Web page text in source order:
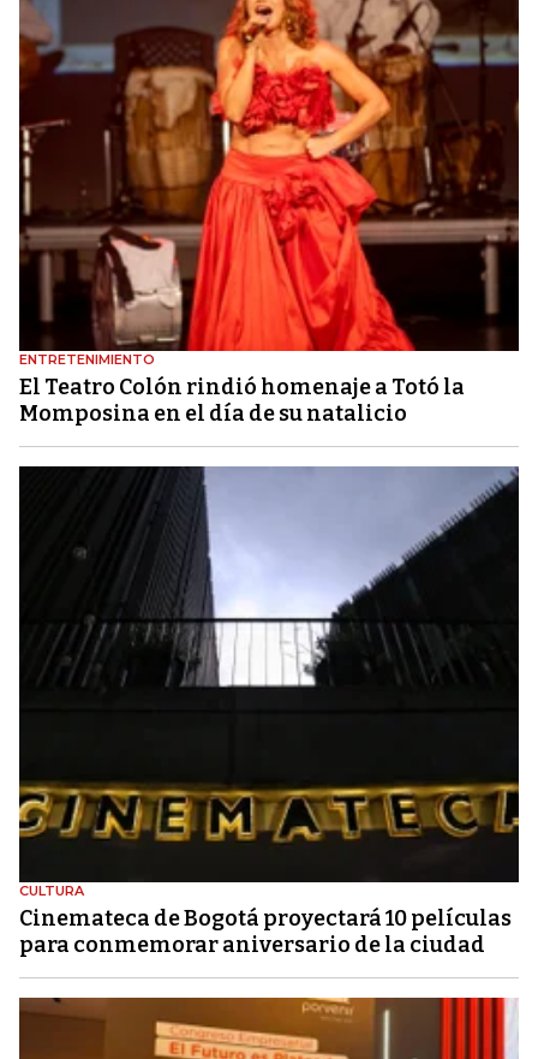
ENTRETENIMIENTO
El Teatro Colón rindió homenaje a Totó la
Momposina en el día de su natalicio
CULTURA
Cinemateca de Bogotá proyectará 10 películas
para conmemorar aniversario de la ciudad